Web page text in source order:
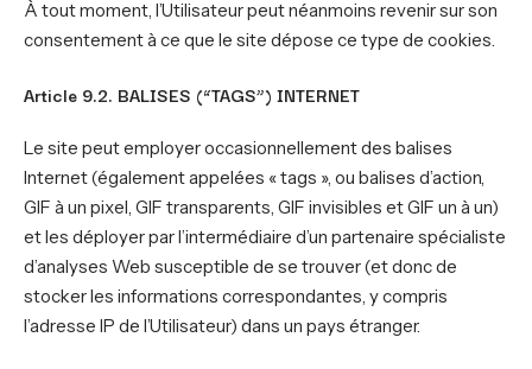
À tout moment, l’Utilisateur peut néanmoins revenir sur son
consentement à ce que le site dépose ce type de cookies.
Article 9.2. BALISES (“TAGS”) INTERNET
Le site peut employer occasionnellement des balises
Internet (également appelées « tags », ou balises d’action,
GIF à un pixel, GIF transparents, GIF invisibles et GIF un à un)
et les déployer par l’intermédiaire d’un partenaire spécialiste
d’analyses Web susceptible de se trouver (et donc de
stocker les informations correspondantes, y compris
l’adresse IP de l’Utilisateur) dans un pays étranger.